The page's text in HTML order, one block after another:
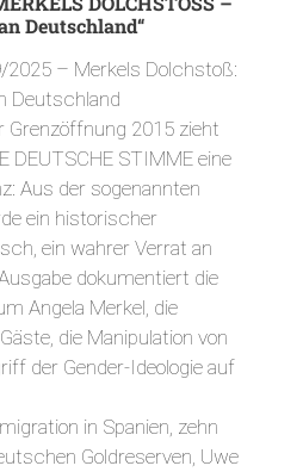
Deutschland“
2025 – Merkels Dolchstoß:
Deutschland
Grenzöffnung 2015 zieht
DEUTSCHE STIMME eine
Aus der sogenannten
ein historischer
ein wahrer Verrat an
dokumentiert die
Angela Merkel, die
die Manipulation von
der Gender-Ideologie auf
in Spanien, zehn
Goldreserven, Uwe